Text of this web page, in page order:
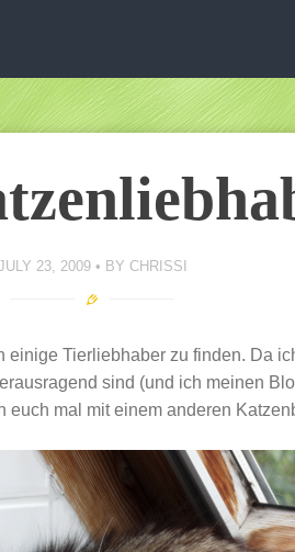
23, 2009 BY CHRISSI
einige Tierliebhaber zu finden. Da
sind (und ich meinen
mal mit einem anderen